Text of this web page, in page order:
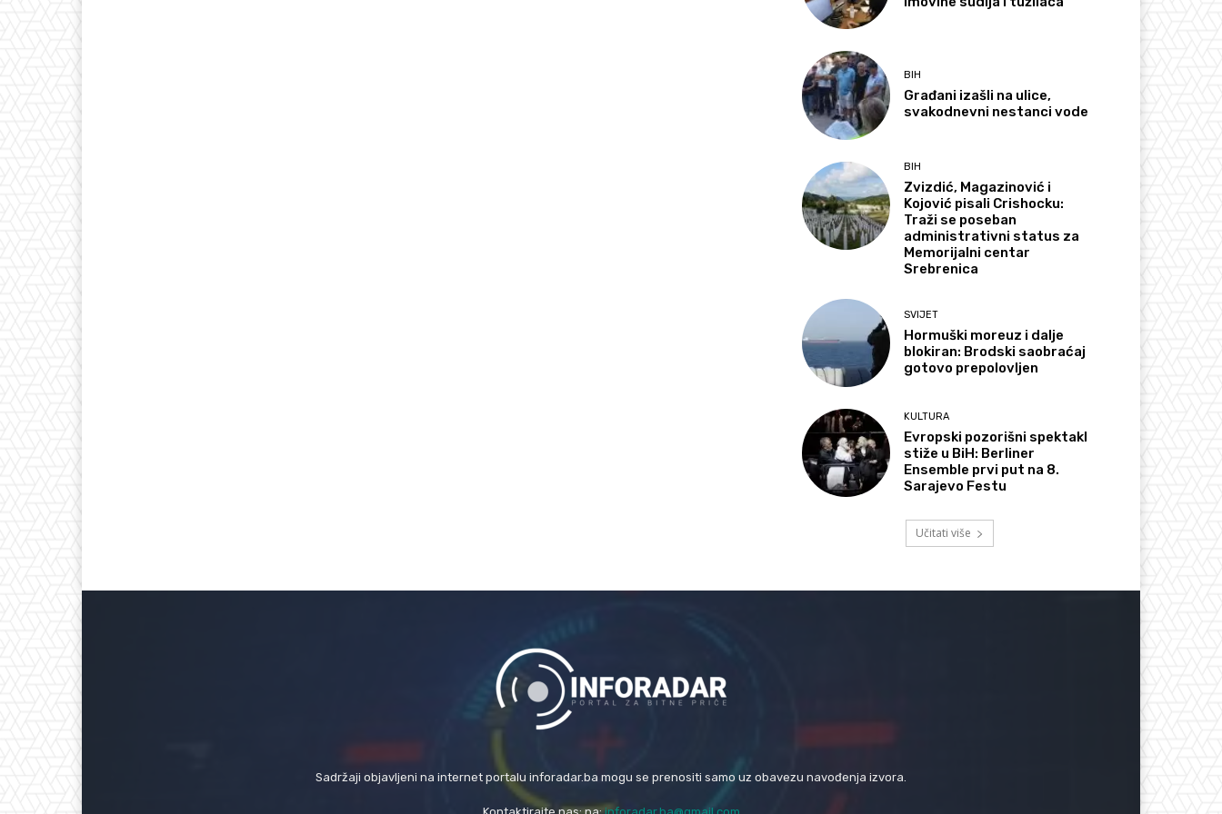
BIH
Građani izašli na ulice,
svakodnevni nestanci vode
BIH
Zvizdić, Magazinović i
Kojović pisali Crishocku:
Traži se poseban
administrativni status za
Memorijalni centar
Srebrenica
SVIJET
Hormuški moreuz i dalje
blokiran: Brodski saobraćaj
gotovo prepolovljen
KULTURA
Evropski pozorišni spektakl
stiže u BiH: Berliner
Ensemble prvi put na 8.
Sarajevo Festu
Učitati više
Sadržaji objavljeni na internet portalu inforadar.ba mogu se prenositi samo uz obavezu navođenja izvora.